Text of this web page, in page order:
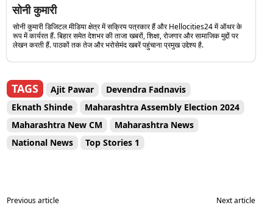
सोनी कुमारी
सोनी कुमारी डिजिटल मीडिया क्षेत्र में सक्रिय पत्रकार हैं और Hellocities24 में ऑथर के
रूप में कार्यरत हैं. बिहार समेत देशभर की ताजा खबरों, शिक्षा, रोजगार और सामाजिक मुद्दों पर
लेखन करती हैं. पाठकों तक तेज और भरोसेमंद खबरें पहुंचाना प्रमुख उद्देश्य है.
TAGS Ajit Pawar
Devendra Fadnavis
Eknath Shinde
Maharashtra Assembly Election 2024
Maharashtra New CM
Maharashtra News
National News
Top Stories 1
Previous article Next article